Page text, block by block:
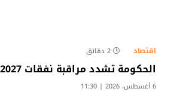
اقتصاد 2 دقائق
الحكومة تشدد مراقبة نفقات 2027
6 أغسطس، 2026 | 11:30